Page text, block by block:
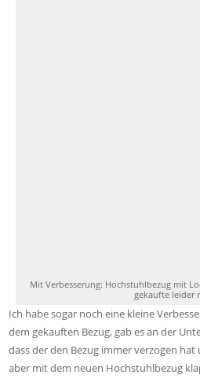
Mit Verbesserung: Hochstuhlbezug mit
gekaufte leider
Ich habe sogar noch eine kleine
dem gekauften Bezug, gab es an der
dass der den Bezug immer verzogen
aber mit dem neuen Hochstuhlbezug